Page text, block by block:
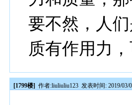
要不然，人
质有作用力
[1799楼] 作者:liuliuliu123 发表时间: 2019/03/